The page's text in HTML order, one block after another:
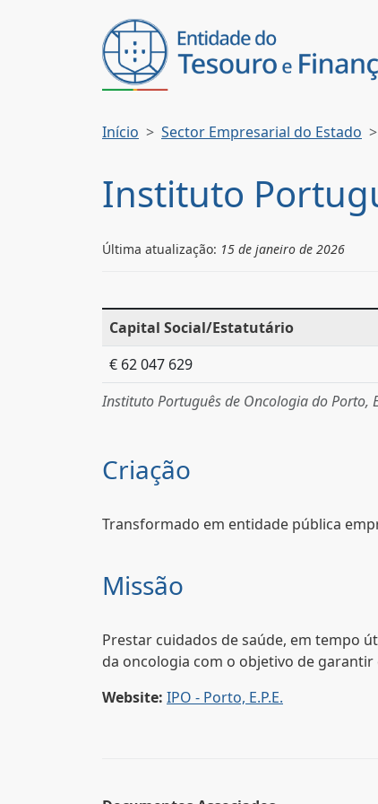
Início Sector Empresarial do Estado
Instituto
Última atualização: 15 de janeiro de 2026
Instituto Português de Oncologia do Porto,
Capital Social/Estatutário
€ 62 047 629
Criação
Transformado em entidade pública
Missão
Prestar cuidados de saúde, em tempo
da oncologia com o objetivo de
Website: IPO - Porto, E.P.E.